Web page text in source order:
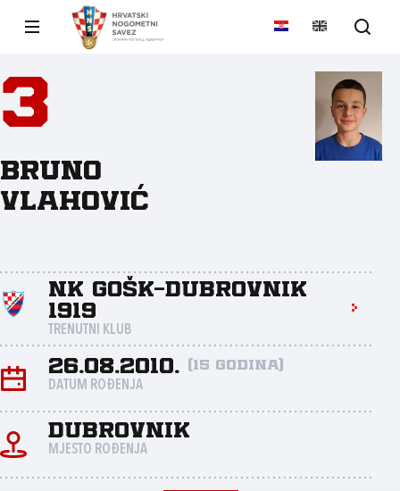
3
Bruno
Vlahović
NK GOŠK-Dubrovnik
1919
TRENUTNI KLUB
26.08.2010. (15 godina)
DATUM ROĐENJA
Dubrovnik
MJESTO ROĐENJA